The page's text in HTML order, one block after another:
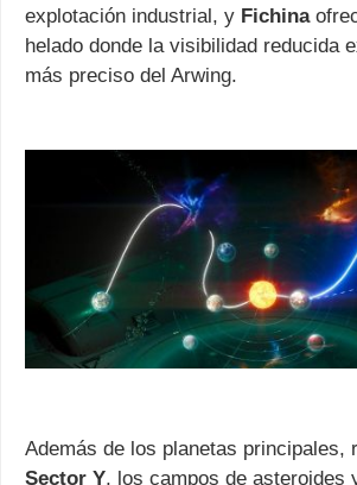
explotación industrial, y Fichina
helado donde la visibilidad reducida
más preciso del Arwing.
Además de los planetas principales,
Sector Y, los campos de asteroides